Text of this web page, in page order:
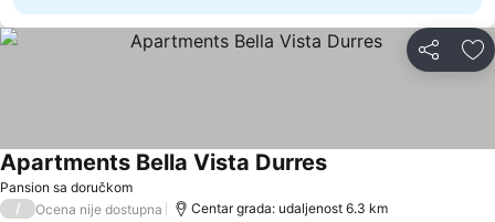
Deli
Pansion sa doručkom
Apartments Bella Vista Durres
/ Ocena nije dostupna Centar grada: udaljenost 6.3 km